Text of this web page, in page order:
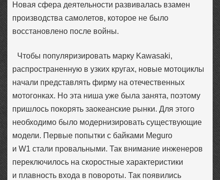
Новая сфера деятельности развивалась взамен
производства самолетов, которое не было
восстановлено после войны.
Чтобы популяризировать марку Kawasaki,
распространенную в узких кругах, новые мотоциклы
начали представлять фирму на отечественных
мотогонках. Но эта ниша уже была занята, поэтому
пришлось покорять заокеанские рынки. Для этого
необходимо было модернизировать существующие
модели. Первые попытки с байками Meguro
и W1 стали провальными. Так внимание инженеров
переключилось на скоростные характеристики
и плавность входа в повороты. Так появились